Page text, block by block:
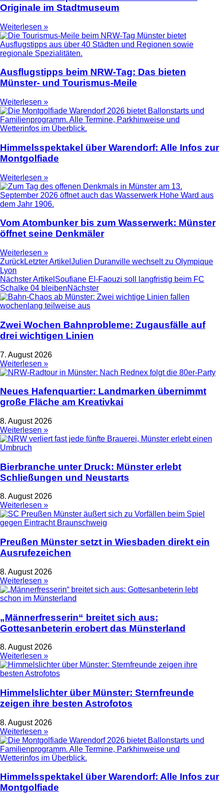
Originale im Stadtmuseum
Weiterlesen »
Ausflugstipps beim NRW-Tag: Das bieten
Münster- und Tourismus-Meile
Weiterlesen »
Himmelsspektakel über Warendorf: Alle Infos zur
Montgolfiade
Weiterlesen »
Vom Atombunker bis zum Wasserwerk: Münster
öffnet seine Denkmäler
Weiterlesen »
ZurückLetzter Artikel Julien Duranville wechselt zu Olympique
Lyon
Nächster Artikel Soufiane El-Faouzi soll langfristig beim FC
Schalke 04 bleibenNächster
Zwei Wochen Bahnprobleme: Zugausfälle auf
drei wichtigen Linien
7. August 2026
Weiterlesen »
Neues Hafenquartier: Landmarken übernimmt
große Fläche am Kreativkai
8. August 2026
Weiterlesen »
Bierbranche unter Druck: Münster erlebt
Schließungen und Neustarts
8. August 2026
Weiterlesen »
Preußen Münster setzt in Wiesbaden direkt ein
Ausrufezeichen
8. August 2026
Weiterlesen »
„Männerfresserin“ breitet sich aus:
Gottesanbeterin erobert das Münsterland
8. August 2026
Weiterlesen »
Himmelslichter über Münster: Sternfreunde
zeigen ihre besten Astrofotos
8. August 2026
Weiterlesen »
Himmelsspektakel über Warendorf: Alle Infos zur
Montgolfiade